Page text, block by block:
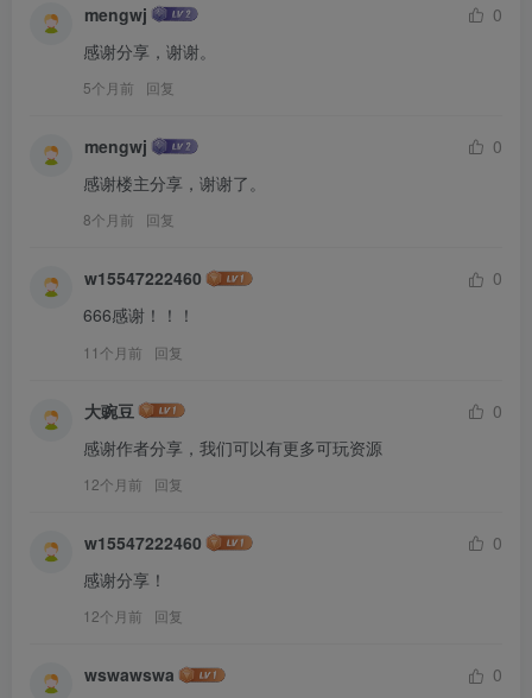
mengwj
0
感谢分享，谢谢。
5个月前 回复
mengwj
0
感谢楼主分享，谢谢了。
8个月前 回复
w15547222460
0
666感谢！！！
11个月前 回复
大豌豆
0
感谢作者分享，我们可以有更多可玩资源
12个月前 回复
w15547222460
0
感谢分享！
12个月前 回复
wswawswa
0